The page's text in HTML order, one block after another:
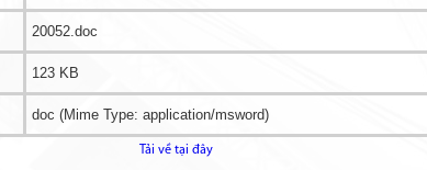
20052.doc
123 KB
doc (Mime Type: application/msword)
Tải về tại đây